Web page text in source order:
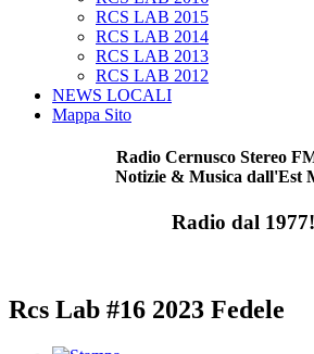
RCS LAB 2015
RCS LAB 2014
RCS LAB 2013
RCS LAB 2012
NEWS LOCALI
Mappa Sito
Radio Cernusco Stereo
Notizie & Musica dall'Est
Radio dal 1977!
Rcs Lab #16 2023 Fedele